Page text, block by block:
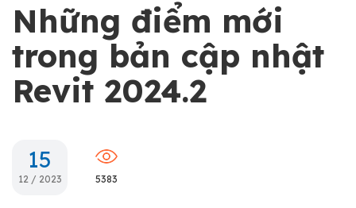
Những điểm mới
trong bản cập nhật
Revit 2024.2
15
12 / 2023 5383